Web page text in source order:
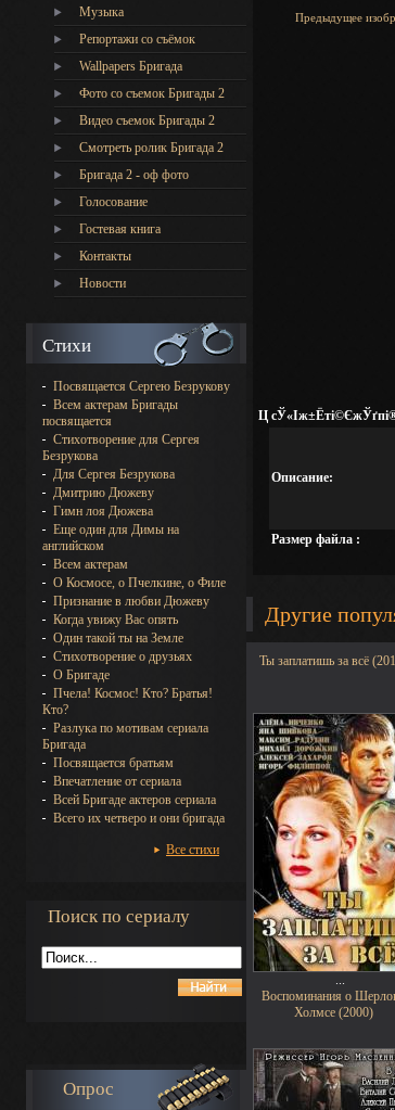
Музыка
Репортажи со съёмок
Wallpapers Бригада
Фото со съемок Бригады 2
Видео съемок Бригады 2
Cмотреть ролик Бригада 2
Бригада 2 - оф фото
Голосование
Гостевая книга
Контакты
Новости
Стихи
Посвящается Сергею Безрукову
Всем актерам Бригады
посвящается
Стихотворение для Сергея
Безрукова
Для Сергея Безрукова
Дмитрию Дюжеву
Гимн лоя Дюжева
Еще один для Димы на
английском
Всем актерам
О Космосе, о Пчелкине, о Филе
Признание в любви Дюжеву
Когда увижу Вас опять
Один такой ты на Земле
Стихотворение о друзьях
О Бригаде
Пчела! Космос! Кто? Братья!
Кто?
Разлука по мотивам сериала
Бригада
Посвящается братьям
Впечатление от сериала
Всей Бригаде актеров сериала
Всего их четверо и они бригада
Все стихи
Поиск по сериалу
Опрос
Предыдущее
Ц
Описание:
Размер файла :
Другие
Ты заплатишь за всё
Воспоминания о
Холмсе (2000)